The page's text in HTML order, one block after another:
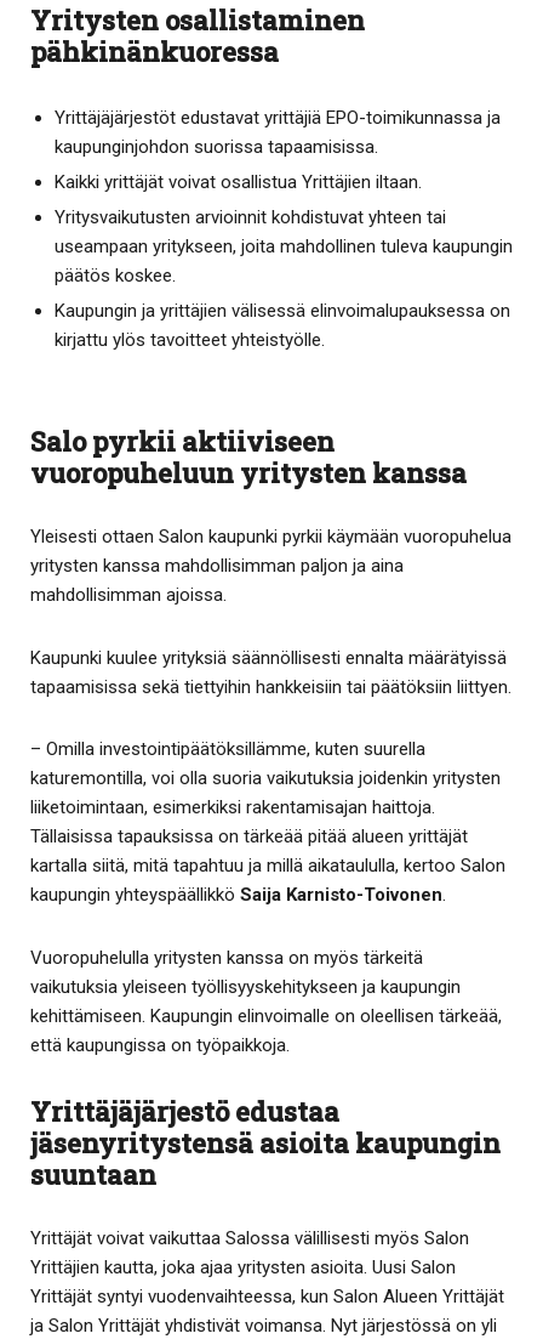
Yritysten osallistaminen
pähkinänkuoressa
Yrittäjäjärjestöt edustavat yrittäjiä EPO-toimikunnassa ja
kaupunginjohdon suorissa tapaamisissa.
Kaikki yrittäjät voivat osallistua Yrittäjien iltaan.
Yritysvaikutusten arvioinnit kohdistuvat yhteen tai
useampaan yritykseen, joita mahdollinen tuleva kaupungin
päätös koskee.
Kaupungin ja yrittäjien välisessä elinvoimalupauksessa on
kirjattu ylös tavoitteet yhteistyölle.
Salo pyrkii aktiiviseen
vuoropuheluun yritysten kanssa
Yleisesti ottaen Salon kaupunki pyrkii käymään vuoropuhelua
yritysten kanssa mahdollisimman paljon ja aina
mahdollisimman ajoissa.
Kaupunki kuulee yrityksiä säännöllisesti ennalta määrätyissä
tapaamisissa sekä tiettyihin hankkeisiin tai päätöksiin liittyen.
– Omilla investointipäätöksillämme, kuten suurella
katuremontilla, voi olla suoria vaikutuksia joidenkin yritysten
liiketoimintaan, esimerkiksi rakentamisajan haittoja.
Tällaisissa tapauksissa on tärkeää pitää alueen yrittäjät
kartalla siitä, mitä tapahtuu ja millä aikataululla, kertoo Salon
kaupungin yhteyspäällikkö Saija Karnisto-Toivonen.
Vuoropuhelulla yritysten kanssa on myös tärkeitä
vaikutuksia yleiseen työllisyyskehitykseen ja kaupungin
kehittämiseen. Kaupungin elinvoimalle on oleellisen tärkeää,
että kaupungissa on työpaikkoja.
Yrittäjäjärjestö edustaa
jäsenyritystensä asioita kaupungin
suuntaan
Yrittäjät voivat vaikuttaa Salossa välillisesti myös Salon
Yrittäjien kautta, joka ajaa yritysten asioita. Uusi Salon
Yrittäjät syntyi vuodenvaihteessa, kun Salon Alueen Yrittäjät
ja Salon Yrittäjät yhdistivät voimansa. Nyt järjestössä on yli